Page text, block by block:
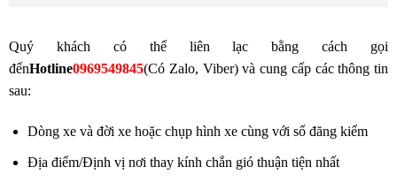
Quý khách có thể liên lạc bằng cách gọi
đếnHotline0969549845(Có Zalo, Viber) và cung cấp các thông tin
sau:
Dòng xe và đời xe hoặc chụp hình xe cùng với sổ đăng kiểm
Địa điểm/Định vị nơi thay kính chắn gió thuận tiện nhất